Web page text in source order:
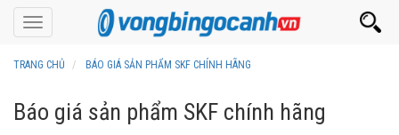
Toggle
navigation
TRANG CHỦ BÁO GIÁ SẢN PHẨM SKF CHÍNH HÃNG
Báo giá sản phẩm SKF chính hãng